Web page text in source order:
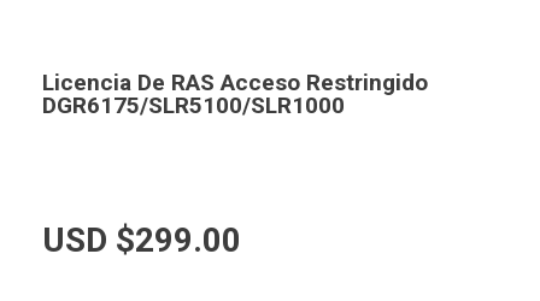
Licencia De RAS Acceso Restringido
DGR6175/SLR5100/SLR1000
USD $299.00